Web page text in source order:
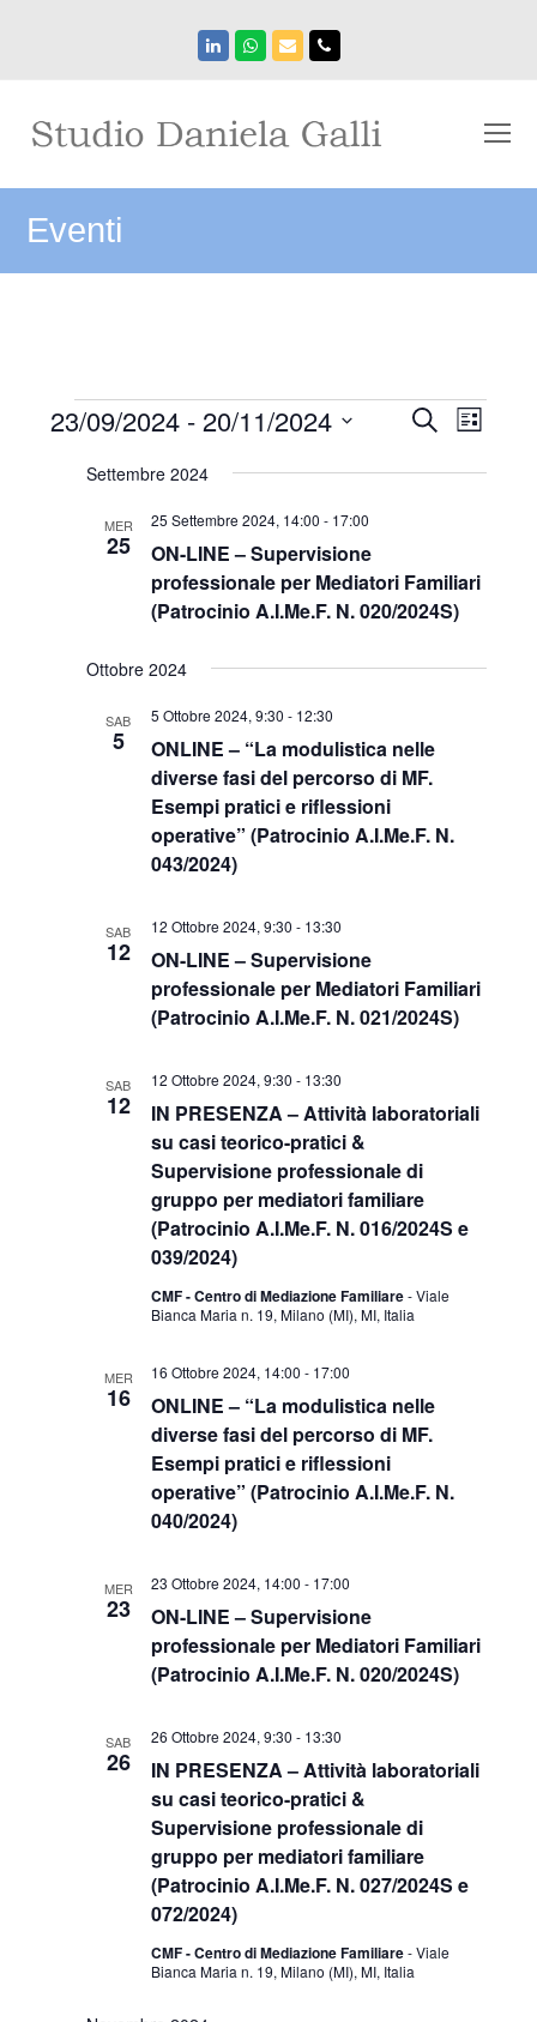
LinkedInWhatsapp
EmailPhone
Eventi
Eventi
Eventi
e
Cerca
Lista
23/09/2024 - 20/11/2024
Settembre 2024
MER
25
ON-LINE – Supervisione
professionale per Mediatori Familiari
(Patrocinio A.I.Me.F. N. 020/2024S)
25 Settembre 2024, 14:00 - 17:00
Ottobre 2024
SAB
5
ONLINE – “La modulistica nelle
diverse fasi del percorso di MF.
Esempi pratici e riflessioni
operative” (Patrocinio A.I.Me.F. N.
043/2024)
5 Ottobre 2024, 9:30 - 12:30
SAB
12
ON-LINE – Supervisione
professionale per Mediatori Familiari
(Patrocinio A.I.Me.F. N. 021/2024S)
12 Ottobre 2024, 9:30 - 13:30
SAB
12
IN PRESENZA – Attività laboratoriali
su casi teorico-pratici &
Supervisione professionale di
gruppo per mediatori familiare
(Patrocinio A.I.Me.F. N. 016/2024S e
039/2024)
12 Ottobre 2024, 9:30 - 13:30
CMF - Centro di Mediazione Familiare- Viale
Bianca Maria n. 19, Milano (MI), MI, Italia
MER
16
ONLINE – “La modulistica nelle
diverse fasi del percorso di MF.
Esempi pratici e riflessioni
operative” (Patrocinio A.I.Me.F. N.
040/2024)
16 Ottobre 2024, 14:00 - 17:00
MER
23
ON-LINE – Supervisione
professionale per Mediatori Familiari
(Patrocinio A.I.Me.F. N. 020/2024S)
23 Ottobre 2024, 14:00 - 17:00
SAB
26
IN PRESENZA – Attività laboratoriali
su casi teorico-pratici &
Supervisione professionale di
gruppo per mediatori familiare
(Patrocinio A.I.Me.F. N. 027/2024S e
072/2024)
26 Ottobre 2024, 9:30 - 13:30
CMF - Centro di Mediazione Familiare- Viale
Bianca Maria n. 19, Milano (MI), MI, Italia